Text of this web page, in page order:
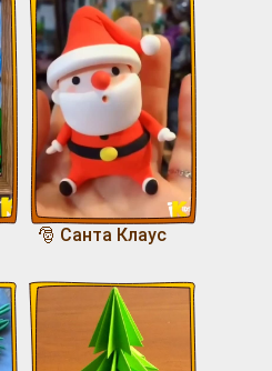
🎅 Санта Клаус